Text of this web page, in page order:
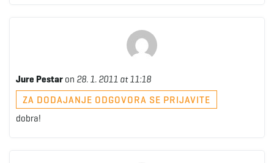
Jure Pestar on 28. 1. 2011 at 11:18
ZA DODAJANJE ODGOVORA SE PRIJAVITE
dobra!